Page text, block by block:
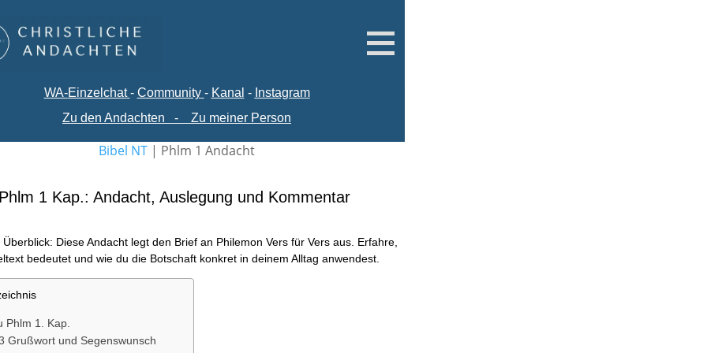
WA-Einzelchat - Community - Kanal - Instagram
Zu den Andachten
- Zu meiner Person
Bibel NT | Phlm 1 Andacht
1 Kap.: Andacht, Auslegung und Kommentar
Diese Andacht legt den Brief an Philemon Vers für Vers aus. Erfahre,
bedeutet und wie du die Botschaft konkret in deinem Alltag anwendest.
Phlm 1. Kap.
Grußwort und Segenswunsch